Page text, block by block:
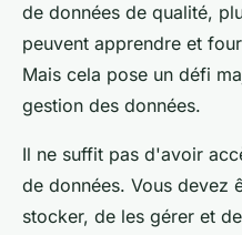
de données de qualité,
peuvent apprendre et
Mais cela pose un défi
gestion des données.
Il ne suffit pas d'avoir
de données. Vous devez
stocker, de les gérer et